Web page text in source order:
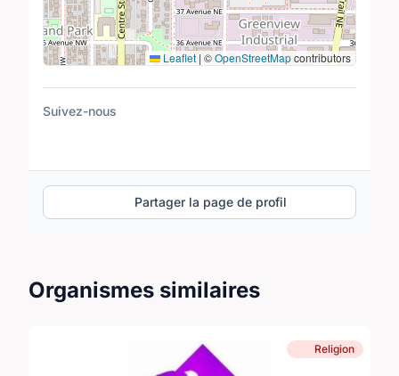
Leaflet | ©OpenStreetMapcontributors
Suivez-nous
Partager la page de profil
Organismes similaires
Religion